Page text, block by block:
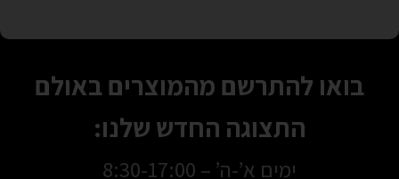
בואו להתרשם מהמוצרים באולם
התצוגה החדש שלנו:
ימים א’-ה’ – 8:30-17:00